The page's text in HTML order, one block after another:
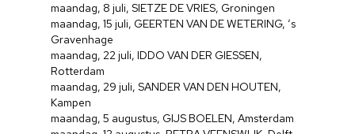
maandag, 8 juli, SIETZE DE VRIES, Groningen
maandag, 15 juli, GEERTEN VAN DE WETERING, ‘s
Gravenhage
maandag, 22 juli, IDDO VAN DER GIESSEN,
Rotterdam
maandag, 29 juli, SANDER VAN DEN HOUTEN,
Kampen
maandag, 5 augustus, GIJS BOELEN, Amsterdam